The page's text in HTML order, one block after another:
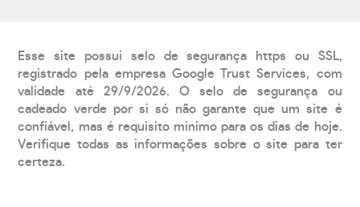
Esse site possui selo de segurança https ou SSL,
registrado pela empresa Google Trust Services, com
validade até 29/9/2026. O selo de segurança ou
cadeado verde por si só não garante que um site é
confiável, mas é requisito mínimo para os dias de hoje.
Verifique todas as informações sobre o site para ter
certeza.